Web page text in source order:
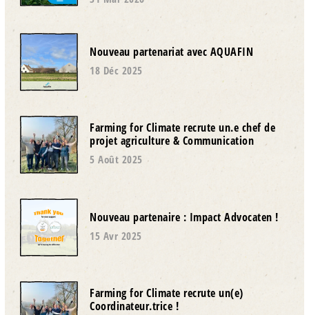
Nouveau partenariat avec AQUAFIN
18 Déc 2025
Farming for Climate recrute un.e chef de
projet agriculture & Communication
5 Août 2025
Nouveau partenaire : Impact Advocaten !
15 Avr 2025
Farming for Climate recrute un(e)
Coordinateur.trice !